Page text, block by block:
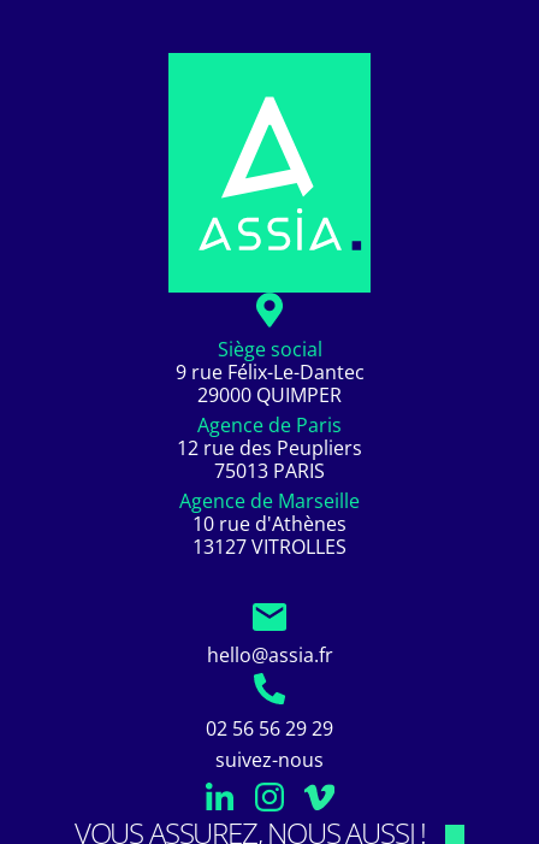
Siège social
9 rue Félix-Le-Dantec
29000 QUIMPER
Agence de Paris
12 rue des Peupliers
75013 PARIS
Agence de Marseille
10 rue d'Athènes
13127 VITROLLES
hello@assia.fr
02 56 56 29 29
suivez-nous
VOUS ASSUREZ, NOUS AUSSI !